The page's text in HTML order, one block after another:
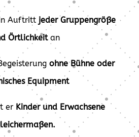
Auftritt jeder Gruppengröße
Örtlichkeitan
ohne Bühne oder
Equipment
er Kinder und Erwachsene